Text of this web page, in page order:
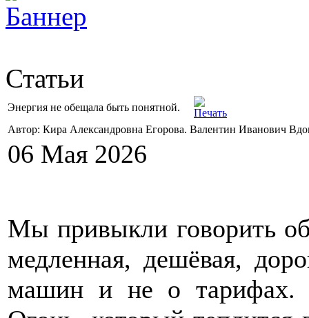
Статьи
Энергия не обещала быть понятной.
Автор: Кира Александровна Егорова. Валентин Иванович
06 Мая 2026
Мы привыкли говорить
медленная, дешёвая,
машин и не о тарифах.